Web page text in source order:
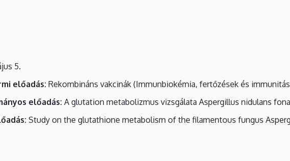
5.
előadás: Rekombináns vakcinák (Immunbiokémia, fertőzések és
előadás: A glutation metabolizmus vizsgálata Aspergillus nidulans
Study on the glutathione metabolism of the filamentous fungus